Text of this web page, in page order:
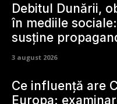
Debitul Dunării,
în mediile
susține
3 august 2026
Ce influență are
Europa: